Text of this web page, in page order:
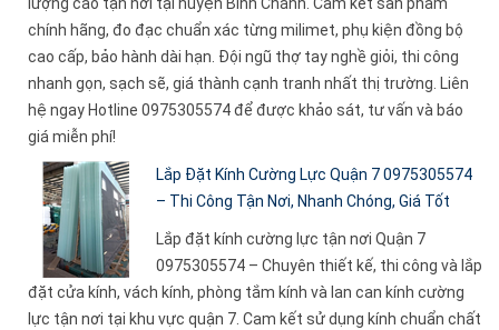
lượng cao tận nơi tại huyện Bình Chánh. Cam kết sản phẩm
chính hãng, đo đạc chuẩn xác từng milimet, phụ kiện đồng bộ
cao cấp, bảo hành dài hạn. Đội ngũ thợ tay nghề giỏi, thi công
nhanh gọn, sạch sẽ, giá thành cạnh tranh nhất thị trường. Liên
hệ ngay Hotline 0975305574 để được khảo sát, tư vấn và báo
giá miễn phí!
Lắp Đặt Kính Cường Lực Quận 7 0975305574
– Thi Công Tận Nơi, Nhanh Chóng, Giá Tốt
Lắp đặt kính cường lực tận nơi Quận 7
0975305574 – Chuyên thiết kế, thi công và lắp
đặt cửa kính, vách kính, phòng tắm kính và lan can kính cường
lực tận nơi tại khu vực quận 7. Cam kết sử dụng kính chuẩn chất